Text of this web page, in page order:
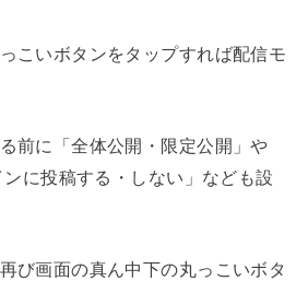
こいボタンをタップすれば配信モ
前に「全体公開・限定公開」や
ンに投稿する・しない」なども設
び画面の真ん中下の丸っこいボタ